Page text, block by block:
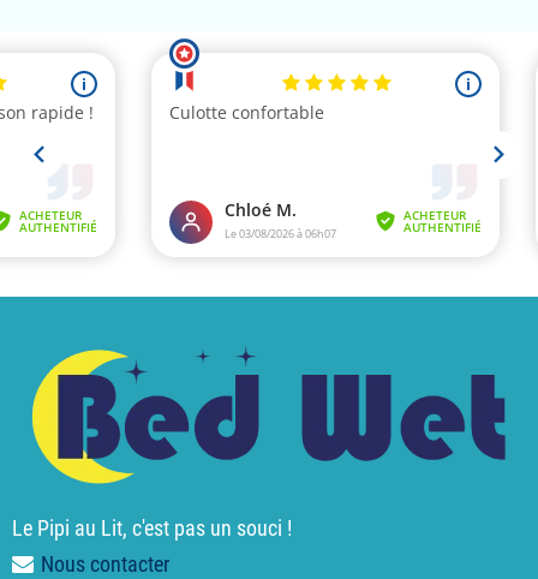
Le Pipi au Lit, c'est pas un souci !
Nous contacter